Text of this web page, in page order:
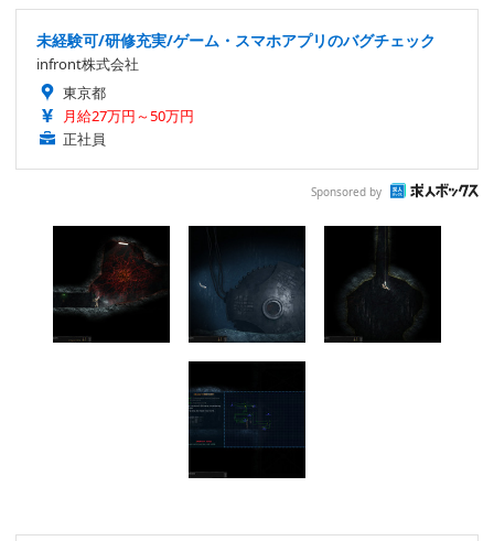
未経験可/研修充実/ゲーム・スマホアプリのバグチェック
infront株式会社
東京都
月給27万円～50万円
正社員
Sponsored by